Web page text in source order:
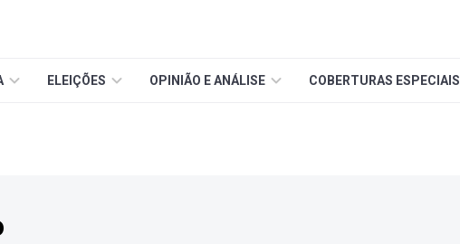
ELEIÇÕES OPINIÃO E ANÁLISE COBERTURAS ESPECIAIS